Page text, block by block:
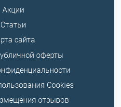
Акции
Статьи
сайта
оферты
Cookies
отзывов